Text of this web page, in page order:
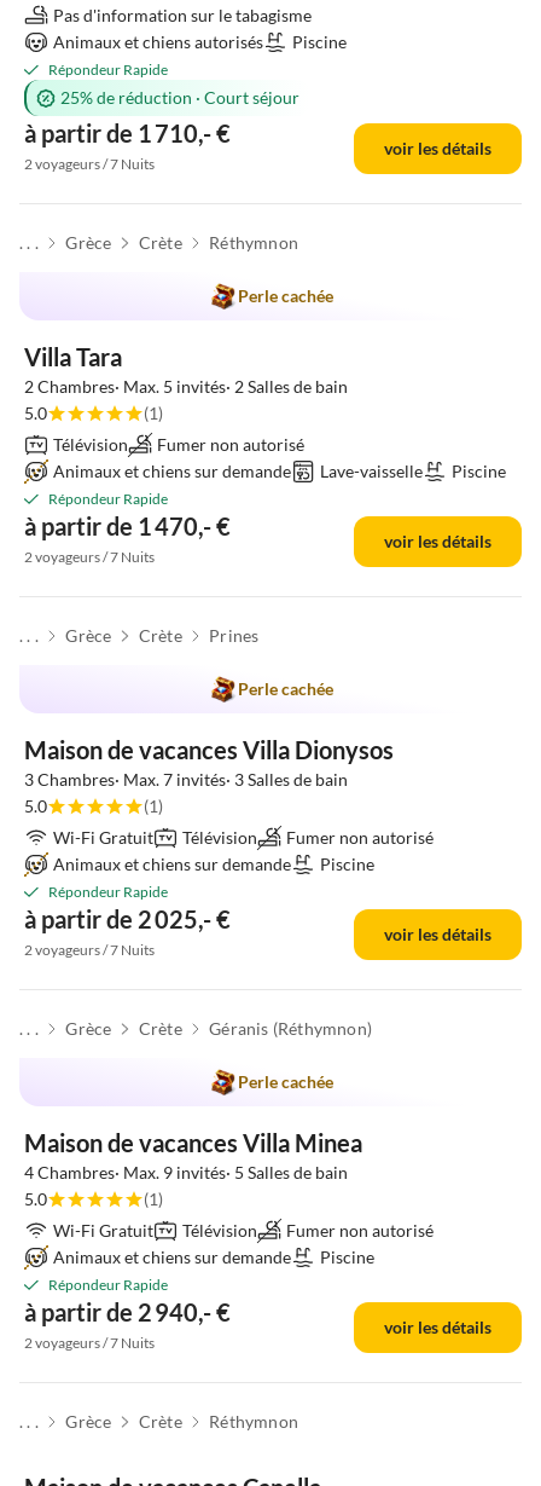
Pas d'information sur le tabagisme
Animaux et chiens autorisés
Piscine
Répondeur Rapide
25% de réduction · Court séjour
à partir de 1 710,- €
2 voyageurs / 7 Nuits
voir les détails
. . . Grèce Crète Réthymnon
Perle cachée
Villa Tara
2 Chambres· Max. 5 invités· 2 Salles de bain
5.0
(1)
Télévision
Fumer non autorisé
Animaux et chiens sur demande
Lave-vaisselle Piscine
Répondeur Rapide
à partir de 1 470,- €
2 voyageurs / 7 Nuits
voir les détails
. . . Grèce Crète Prines
Perle cachée
Maison de vacances Villa Dionysos
3 Chambres· Max. 7 invités· 3 Salles de bain
5.0
(1)
Wi-Fi Gratuit
Télévision
Fumer non autorisé
Animaux et chiens sur demande
Piscine
Répondeur Rapide
à partir de 2 025,- €
2 voyageurs / 7 Nuits
voir les détails
. . . Grèce Crète Géranis (Réthymnon)
Perle cachée
Maison de vacances Villa Minea
4 Chambres· Max. 9 invités· 5 Salles de bain
5.0
(1)
Wi-Fi Gratuit
Télévision
Fumer non autorisé
Animaux et chiens sur demande
Piscine
Répondeur Rapide
à partir de 2 940,- €
2 voyageurs / 7 Nuits
voir les détails
. . . Grèce Crète Réthymnon